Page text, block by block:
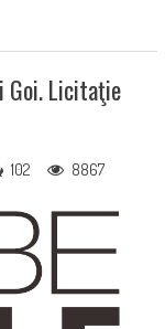
Goi. Licitaţie
102 8867